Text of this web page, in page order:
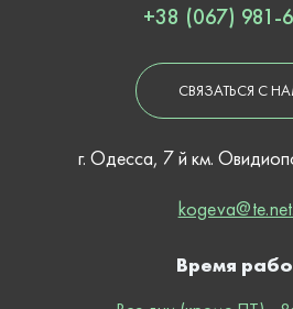
+38 (067) 981-
СВЯЗАТЬСЯ С
г. Одесса, 7 й км.
Время